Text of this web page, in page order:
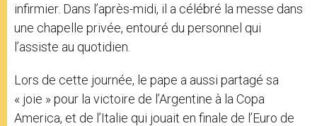
infirmier. Dans l’après-midi, il a célébré la messe dans
une chapelle privée, entouré du personnel qui
l’assiste au quotidien.
Lors de cette journée, le pape a aussi partagé sa
« joie » pour la victoire de l’Argentine à la Copa
America, et de l’Italie qui jouait en finale de l’Euro de